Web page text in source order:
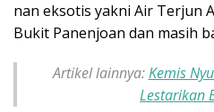
nan eksotis yakni Air Terjun
Bukit Panenjoan dan masih
Artikel lainnya:Kemis
Lestarikan